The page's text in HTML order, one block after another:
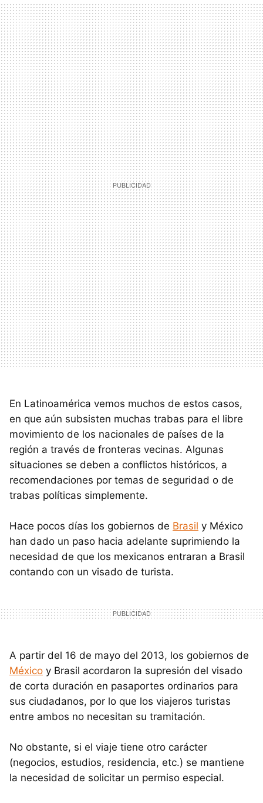
En Latinoamérica vemos muchos de estos casos,
en que aún subsisten muchas trabas para el libre
movimiento de los nacionales de países de la
región a través de fronteras vecinas. Algunas
situaciones se deben a conflictos históricos, a
recomendaciones por temas de seguridad o de
trabas políticas simplemente.
Hace pocos días los gobiernos de Brasil y México
han dado un paso hacia adelante suprimiendo la
necesidad de que los mexicanos entraran a Brasil
contando con un visado de turista.
A partir del 16 de mayo del 2013, los gobiernos de
México y Brasil acordaron la supresión del visado
de corta duración en pasaportes ordinarios para
sus ciudadanos, por lo que los viajeros turistas
entre ambos no necesitan su tramitación.
No obstante, si el viaje tiene otro carácter
(negocios, estudios, residencia, etc.) se mantiene
la necesidad de solicitar un permiso especial.